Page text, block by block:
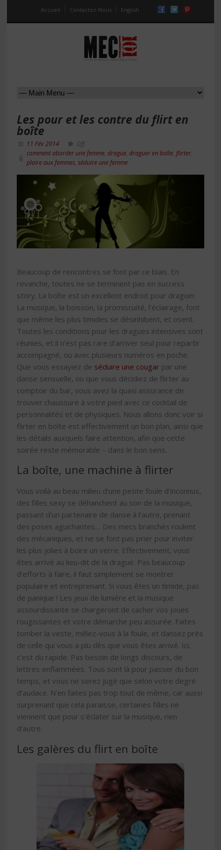
Accueil Contactez-Nous English
Les pour et les contre du flirt en
boîte
11 Fév 2014
Off
comment aborder une femme drague draguer en boîte flirter
plaire aux femmes séduire une femme
Beaucoup de rencontres se font par ce biais. En
revanche, toutes ne se terminent pas en success
story. La boîte est un excellent endroit pour draguer.
La musique, la boisson, la promiscuité, l’éclairage, font
que même les plus timides se désinhibent, et osent.
Toutes les conditions pour les dragues intensives sont
réunies, et il n’est pas rare d’arriver seul pour repartir
accompagné, ou avec plusieurs numéros en poche.
Que vous essayiez de séduire une cougar par une
danse sensuelle, ou que vous décidiez de flirter au
comptoir du bar, vous avez la quasi assurance de
trouver chaussure à votre pied avec ce cocktail de
personnalités et de physiques. Nous allons donc voir si
flirter en boîte est effectivement un bon plan, ainsi que
les détails auxquels faire attention, afin que cette
soirée reste mémorable – dans le bon sens.
La boîte, une machine à flirter
Vous voilà au beau milieu d’une petite foule d’inconnus,
des filles sexy se déhanchent au son de la musique,
passant d’un partenaire de danse à l’autre, prenant
des poses aguichantes… Des mecs branchés roulent
des mécaniques, et ne se font pas prier pour inviter
les plus jolies à boire un verre. Effectivement, vous
êtes arrivé au lieu-dit de la drague. Pas beaucoup
d’efforts à faire, il faut simplement se montrer
populaire et entreprenant. Si vous êtes un timide, pas
de panique ! Les jeux de lumière et la musique
assourdissante se chargeront de cacher vos joues
rougissantes et votre démarche peu assurée. Faites
tomber la veste, mêlez-vous à la foule, et dansez près
de celle qui vous a plu dès que vous êtes arrivé. Ici,
c’est du rapide. Pas besoin de longs discours, de
lettres enflammées. Tous sont là pour passer du bon
temps, et vous ne serez jugé que selon votre degré
d’audace. N’en faites pas trop tout de même, car aussi
surprenant que cela paraisse, certaines filles ne
viennent que pour s’éclater sur la musique, rien
d’autre.
Les galères du flirt en boîte